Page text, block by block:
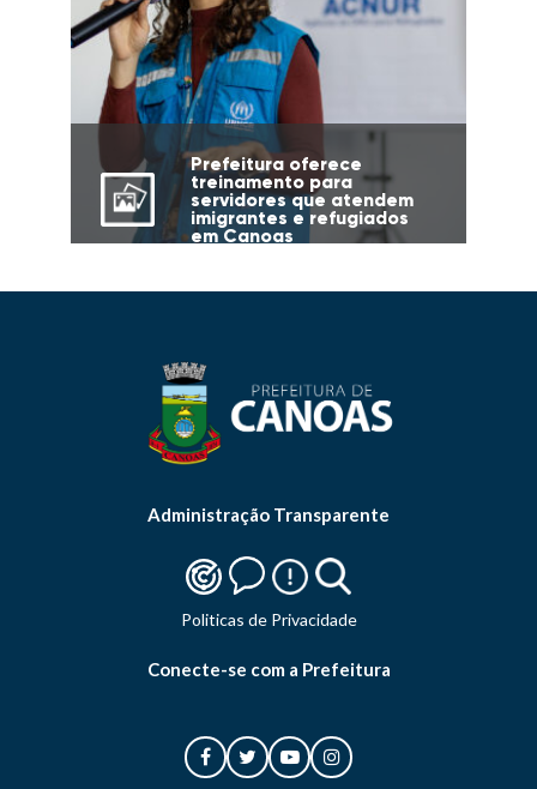
Prefeitura oferece
treinamento para
servidores que atendem
imigrantes e refugiados
em Canoas
Administração Transparente
Politicas de Privacidade
Conecte-se com a Prefeitura